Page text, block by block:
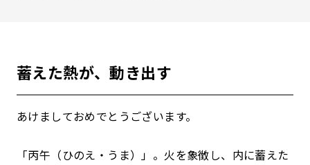
蓄えた熱が、動き出す
あけましておめでとうございます。
「丙午（ひのえ・うま）」。火を象徴し、内に蓄えた